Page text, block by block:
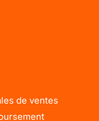
de ventes